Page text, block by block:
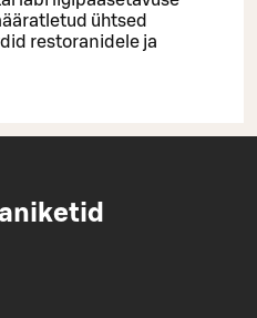
ühtsed
restoranidele ja